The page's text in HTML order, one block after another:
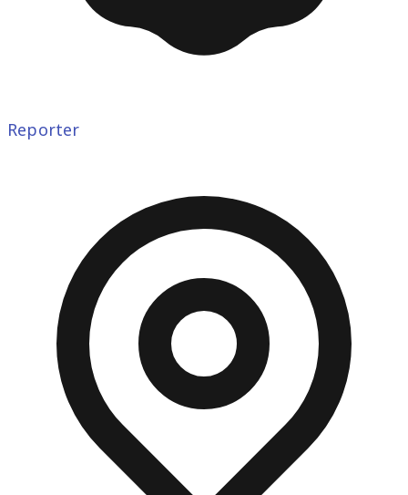
Reporter